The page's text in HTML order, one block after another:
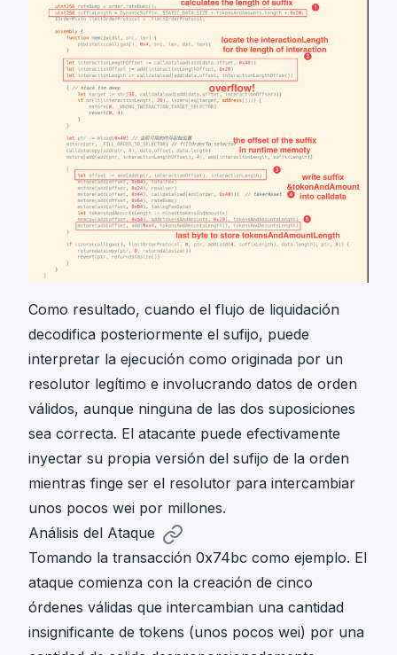
Como resultado, cuando el flujo de liquidación
decodifica posteriormente el sufijo, puede
interpretar la ejecución como originada por un
resolutor legítimo e involucrando datos de orden
válidos, aunque ninguna de las dos suposiciones
sea correcta. El atacante puede efectivamente
inyectar su propia versión del sufijo de la orden
mientras finge ser el resolutor para intercambiar
unos pocos wei por millones.
Análisis del Ataque
Tomando la transacción 0x74bc como ejemplo. El
ataque comienza con la creación de cinco
órdenes válidas que intercambian una cantidad
insignificante de tokens (unos pocos wei) por una